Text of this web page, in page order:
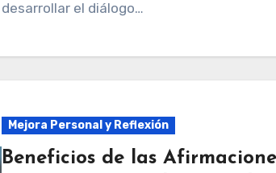
desarrollar el diálogo…
Mejora Personal y Reflexión
Beneficios de las